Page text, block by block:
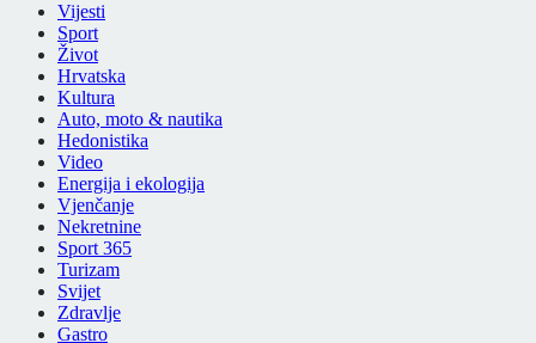
Vijesti
Sport
Život
Hrvatska
Kultura
Auto, moto & nautika
Hedonistika
Video
Energija i ekologija
Vjenčanje
Nekretnine
Sport 365
Turizam
Svijet
Zdravlje
Gastro